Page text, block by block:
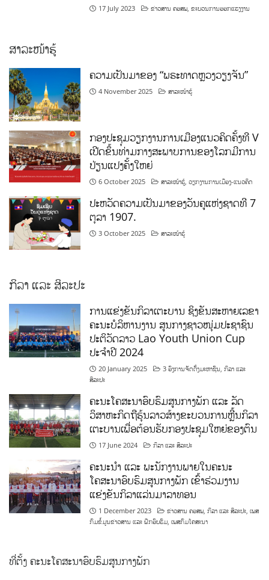
17 July 2023 ຂ່າວສານ ຄອສພ ,ຂະບວນການອອກແຮງງານ
ສາລະໜ້າຮູ້
ຄວາມເປັນມາຂອງ “ພຣະທາດຫຼວງວຽງຈັນ”
4 November 2025 ສາລະໜ້າຮູ້
ກອງປະຊຸມວຽກງານການເມືອງແນວຄິດຄັ້ງທີ V
ເປີດຂຶ້ນທ່າມກາງສະພາບການຂອງໂລກມີການ
ປ່ຽນແປງຄັ້ງໃຫຍ່
6 October 2025 ສາລະໜ້າຮູ້ ,ວຽກງານການເມືອງ-ແນວຄິດ
ປະຫວັດຄວາມເປັນມາຂອງວັນຄູແຫ່ງຊາດທີ 7
ຕຸລາ 1907.
3 October 2025 ສາລະໜ້າຮູ້
ກິລາ ແລະ ສິລະປະ
ການແຂ່ງຂັນກິລາເຕະບານ ຊິງຂັນສະຫາຍເລຂາ
ຄະນະບໍລິຫານງານ ສູນກາງຊາວໜຸ່ມປະຊາຊົນ
ປະຕິວັດລາວ Lao Youth Union Cup
ປະຈຳປີ 2024
20 January 2025 3 ອົງການຈັດຕັ້ງມະຫາຊົນ,ກິລາ ແລະ
ສິລະປະ
ຄະນະໂຄສະນາອົບຮົມສູນກາງພັກ ແລະ ລັດ
ວິສາຫະກິດຖືຮຸ້ນລາວສ້າງຂະບວນການຫຼີ້ນກິລາ
ເຕະບານເພື່ອຕ້ອນຮັບກອງປະຊຸມໃຫຍ່ຂອງຕົນ
17 June 2024 ກິລາ ແລະ ສິລະປະ
ຄະນະນຳ ແລະ ພະນັກງານພາຍໃນຄະນະ
ໂຄສະນາອົບຮົມສູນກາງພັກ ເຂົ້າຮ່ວມງານ
ແຂ່ງຂັນກິລາແລ່ນມາລາທອນ
1 December 2023 ຂ່າວສານ ຄອສພ,ກິລາ ແລະ ສິລະປະ,ເພສ
ກົມຂໍ້ມູນຂ່າວສານ ແລະ ຝຶກອົບຮົມ,ເພສກົມໂຄສະນາ
ທີ່ຕັ້ງ ຄະນະໂຄສະນາອົບຮົມສູນກາງພັກ